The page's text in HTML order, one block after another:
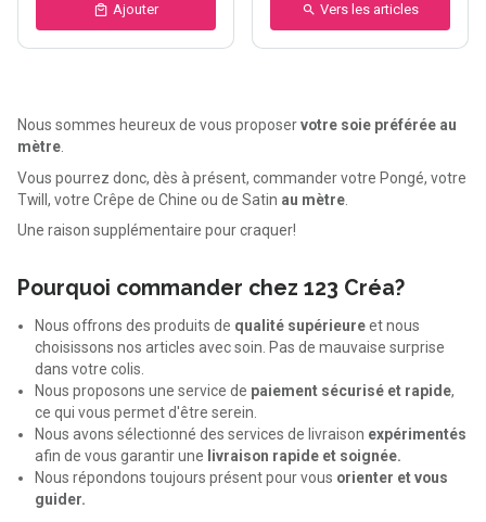
Ajouter Vers les articles
Nous sommes heureux de vous proposervotre soie préférée au
mètre
Vous pourrez donc, dès à présent, commander votre Pongé, votre
Twill, votre Crêpe de Chine ou de Satin au mètre
Une raison supplémentaire pour craquer!
Pourquoi commander chez 123 Créa?
Nous offrons des produits de qualité supérieureet nous
choisissons nos articles avec soin. Pas de mauvaise surprise
dans votre colis.
Nous proposons une service de paiement sécurisé et rapide,
ce qui vous permet d'être serein.
Nous avons sélectionné des services de livraison expérimentés
afin de vous garantir une livraison rapide et soignée.
Nous répondons toujours présent pour vous orienter et vous
guider.